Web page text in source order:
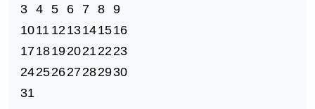
3 4 5 6 7 8 9
1011 1213141516
17181920212223
24252627282930
31